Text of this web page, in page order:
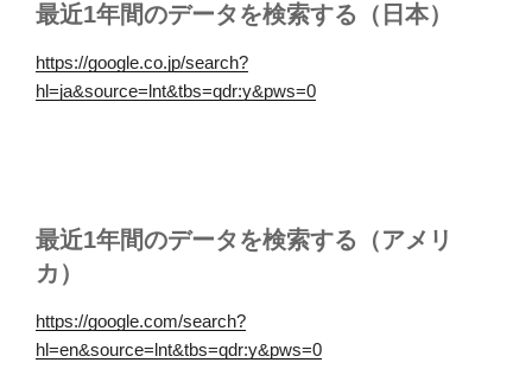
最近1年間のデータを検索する（日本）
https://google.co.jp/search?
hl=ja&source=lnt&tbs=qdr:y&pws=0
最近1年間のデータを検索する（アメリ
カ）
https://google.com/search?
hl=en&source=lnt&tbs=qdr:y&pws=0